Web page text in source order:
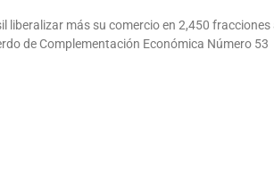
liberalizar más su comercio en 2,450
de Complementación Económica Número 53